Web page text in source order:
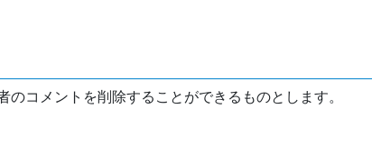
コメントを削除することができるものとします。